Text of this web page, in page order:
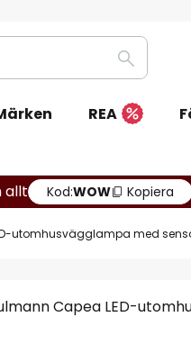
Sök
REA
allt Kod:WOW Kopiera
utomhusvägglampa med
Capea LED-